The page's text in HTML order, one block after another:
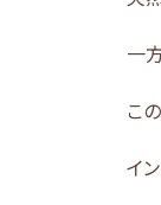
一
こ
イ